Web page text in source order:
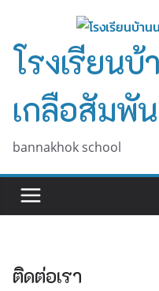
content
โรงเรียน
เกลือสัมพั
bannakhok school
ติดต่อเรา